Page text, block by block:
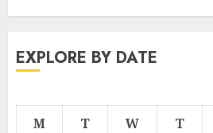
EXPLORE BY DATE
M T W T